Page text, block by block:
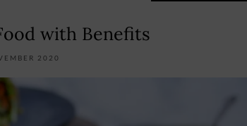
with Benefits
2020